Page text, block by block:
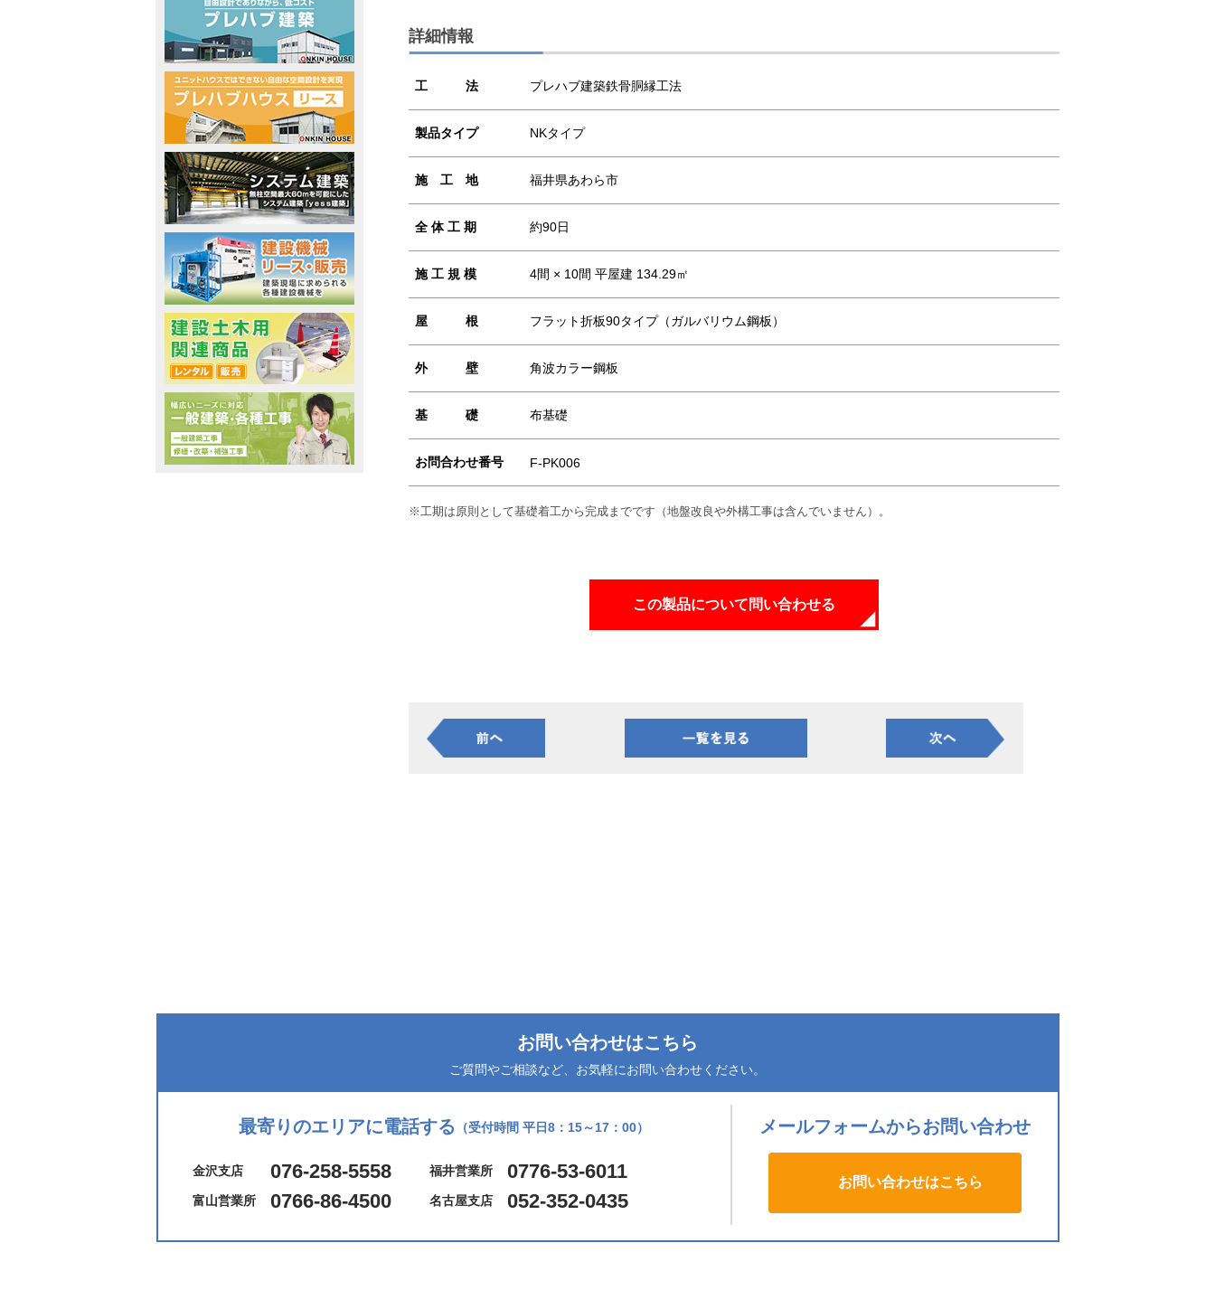
詳細情報
工 法 プレハブ建築鉄骨胴縁工法
製品タイプ NKタイプ
施 工 地 福井県あわら市
全 体 工 期 約90日
施 工 規 模 4間 × 10間 平屋建 134.29㎡
屋 根 フラット折板90タイプ（ガルバリウム鋼板）
外 壁 角波カラー鋼板
基 礎 布基礎
お問合わせ番号 F-PK006
※工期は原則として基礎着工から完成までです（地盤改良や外構工事は含んでいません）。
この製品について問い合わせる
お問い合わせはこちら
ご質問やご相談など、お気軽にお問い合わせください。
最寄りのエリアに電話する （受付時間 平日8：15～17：00）
金沢支店 076-258-5558 福井営業所 0776-53-6011
富山営業所 0766-86-4500 名古屋支店 052-352-0435
メールフォームからお問い合わせ
お問い合わせはこちら